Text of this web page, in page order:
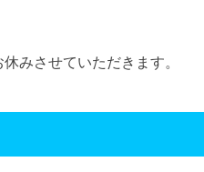
みさせていただきます。